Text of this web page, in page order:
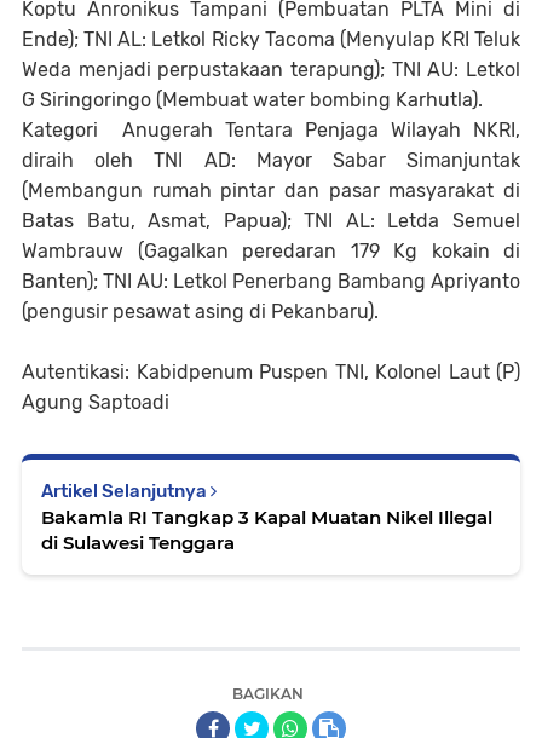
Koptu Anronikus Tampani (Pembuatan PLTA Mini di
Ende); TNI AL: Letkol Ricky Tacoma (Menyulap KRI Teluk
Weda menjadi perpustakaan terapung); TNI AU: Letkol
G Siringoringo (Membuat water bombing Karhutla).
Kategori Anugerah Tentara Penjaga Wilayah NKRI,
diraih oleh TNI AD: Mayor Sabar Simanjuntak
(Membangun rumah pintar dan pasar masyarakat di
Batas Batu, Asmat, Papua); TNI AL: Letda Semuel
Wambrauw (Gagalkan peredaran 179 Kg kokain di
Banten); TNI AU: Letkol Penerbang Bambang Apriyanto
(pengusir pesawat asing di Pekanbaru).
Autentikasi: Kabidpenum Puspen TNI, Kolonel Laut (P)
Agung Saptoadi
Artikel Selanjutnya
Bakamla RI Tangkap 3 Kapal Muatan Nikel Illegal
di Sulawesi Tenggara
BAGIKAN